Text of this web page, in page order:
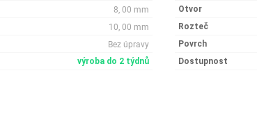
8, 00 mm
10, 00 mm
Bez úpravy
výroba do 2 týdnů
Otvor
Rozteč
Povrch
Dostupnost